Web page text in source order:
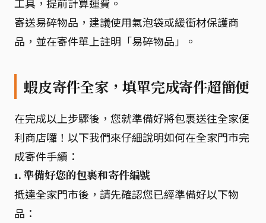
寄送易碎物品，建議使用氣泡袋或緩衝材保護商
品，並在寄件單上註明「易碎物品」。
蝦皮寄件全家，填單完成寄件超簡便
在完成以上步驟後，您就準備好將包裹送往全家便
利商店囉！以下我們來仔細說明如何在全家門市完
成寄件手續：
1. 準備好您的包裹和寄件編號
抵達全家門市後，請先確認您已經準備好以下物
品：